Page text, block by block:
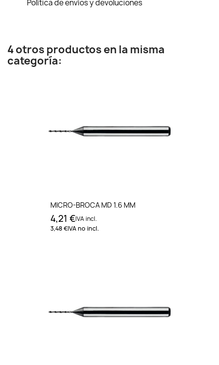
Política de envíos y devoluciones
4 otros productos en la misma
categoría:
MICRO-BROCA MD 1.6 MM
4,21 €IVA incl.
3,48 €IVA no incl.